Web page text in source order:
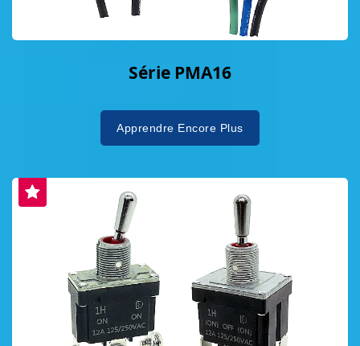
Série PMA16
Apprendre Encore Plus